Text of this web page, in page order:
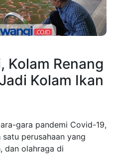
Kolam Renang
Kolam Ikan
gara pandemi Covid-19,
perusahaan yang
dan olahraga di